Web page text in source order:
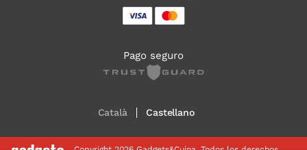
Pago seguro
Català Castellano